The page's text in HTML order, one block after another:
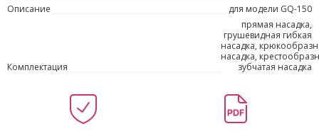
Описание
для модели GQ-150
Комплектация
прямая насадка,
грушевидная гибкая
насадка,
насадка,
зубчатая насадка